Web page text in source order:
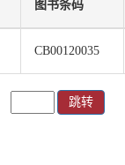
图书条码
CB00120035
跳转